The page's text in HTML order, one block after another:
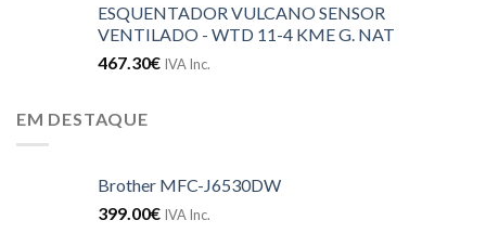
ESQUENTADOR VULCANO SENSOR
VENTILADO - WTD 11-4 KME G. NAT
467.30€ IVA Inc.
EM DESTAQUE
Brother MFC-J6530DW
399.00€ IVA Inc.